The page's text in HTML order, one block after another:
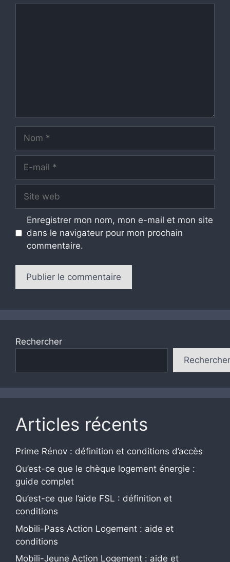
mail
web
Enregistrer mon nom, mon e-mail et mon site
dans le navigateur pour mon prochain
commentaire.
Rechercher
Rechercher
Articles récents
Prime Rénov : définition et conditions d’accès
Qu’est-ce que le chèque logement énergie :
guide complet
Qu’est-ce que l’aide FSL : définition et
conditions
Mobili-Pass Action Logement : aide et
conditions
Mobili-Jeune Action Logement : aide et